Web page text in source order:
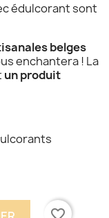
édulcorant sont
belges
enchantera ! La
un produit
favorite_border